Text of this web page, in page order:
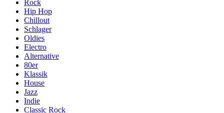
Rock
Hip Hop
Chillout
Schlager
Oldies
Electro
Alternative
80er
Klassik
House
Jazz
Indie
Classic Rock